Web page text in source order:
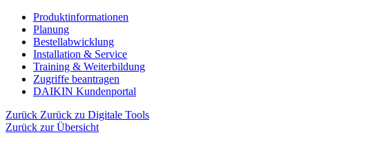
Produktinformationen
Planung
Bestellabwicklung
Installation & Service
Training & Weiterbildung
Zugriffe beantragen
DAIKIN Kundenportal
Zurück Zurück zu Digitale Tools
Zurück zur Übersicht